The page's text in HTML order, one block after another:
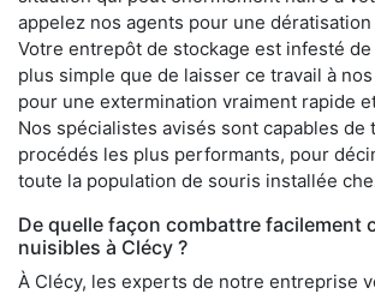
appelez nos agents pour une
Votre entrepôt de stockage est infesté
plus simple que de laisser ce travail à
pour une extermination vraiment rapide
Nos spécialistes avisés sont capables de
procédés les plus performants, pour
toute la population de souris installée
De quelle façon combattre facilement
nuisibles à Clécy ?
À Clécy, les experts de notre entreprise